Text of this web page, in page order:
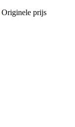
Originele prijs